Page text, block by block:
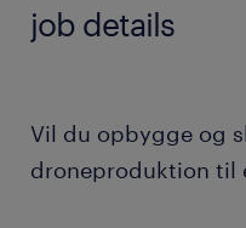
job details
Vil du opbygge og
droneproduktion til